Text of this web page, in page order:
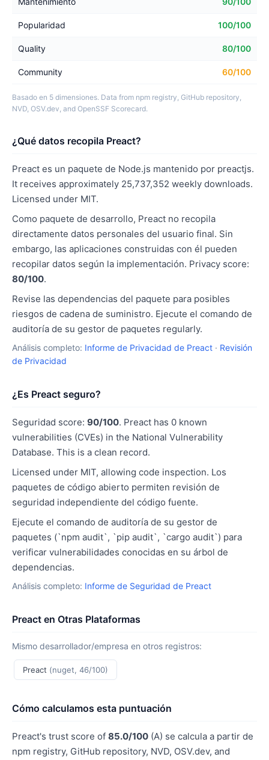
Popularidad 100/100
Quality 80/100
Community 60/100
Basado en 5 dimensiones. Data from npm registry, GitHub repository,
NVD, OSV.dev, and OpenSSF Scorecard.
¿Qué datos recopila Preact?
Preact es un paquete de Node.js mantenido por preactjs.
It receives approximately 25,737,352 weekly downloads.
Licensed under MIT.
Como paquete de desarrollo, Preact no recopila
directamente datos personales del usuario final. Sin
embargo, las aplicaciones construidas con él pueden
recopilar datos según la implementación. Privacy score:
80/100.
Revise las dependencias del paquete para posibles
riesgos de cadena de suministro. Ejecute el comando de
auditoría de su gestor de paquetes regularly.
Análisis completo: Informe de Privacidad de Preact · Revisión
de Privacidad
¿Es Preact seguro?
Seguridad score: 90/100. Preact has 0 known
vulnerabilities (CVEs) in the National Vulnerability
Database. This is a clean record.
Licensed under MIT, allowing code inspection. Los
paquetes de código abierto permiten revisión de
seguridad independiente del código fuente.
Ejecute el comando de auditoría de su gestor de
paquetes (`npm audit`, `pip audit`, `cargo audit`) para
verificar vulnerabilidades conocidas en su árbol de
dependencias.
Análisis completo: Informe de Seguridad de Preact
Preact en Otras Plataformas
Mismo desarrollador/empresa en otros registros:
Preact (nuget, 46/100)
Cómo calculamos esta puntuación
Preact's trust score of 85.0/100 (A) se calcula a partir de
npm registry, GitHub repository, NVD, OSV.dev, and